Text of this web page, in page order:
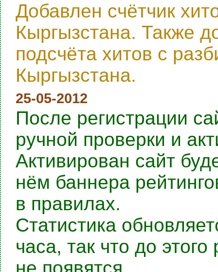
Добавлен счётчик
Кыргызстана. Также
подсчёта хитов с
Кыргызстана.
25-05-2012
После регистрации
ручной проверки и
Активирован сайт
нём баннера
в правилах.
Статистика
часа, так что до